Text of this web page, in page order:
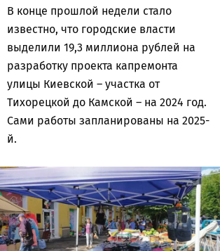
В конце прошлой недели стало
известно, что городские власти
выделили 19,3 миллиона рублей на
разработку проекта капремонта
улицы Киевской – участка от
Тихорецкой до Камской – на 2024 год.
Сами работы запланированы на 2025-
й.